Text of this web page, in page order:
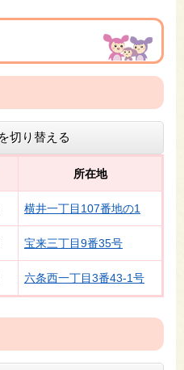
切り替える
所在地
横井一丁目107番地の1
宝来三丁目9番35号
六条西一丁目3番43-1号